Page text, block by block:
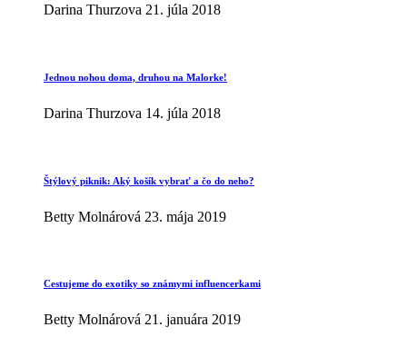
Darina Thurzova 21. júla 2018
Jednou nohou doma, druhou na Malorke!
Darina Thurzova 14. júla 2018
Štýlový piknik: Aký košík vybrať a čo do neho?
Betty Molnárová 23. mája 2019
Cestujeme do exotiky so známymi influencerkami
Betty Molnárová 21. januára 2019